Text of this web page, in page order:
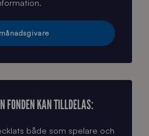
FONDEN KAN TILLDELAS:
både som spelare och